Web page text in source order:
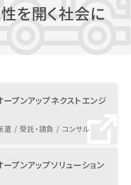
を開く社会に
プンアップネクストエンジ
遣 / 受託・請負 / コンサル
プンアップソリューション